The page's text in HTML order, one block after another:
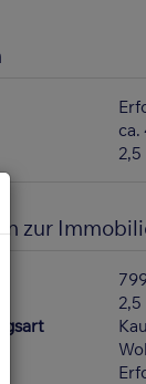
ca.
2,5
zur
2,5